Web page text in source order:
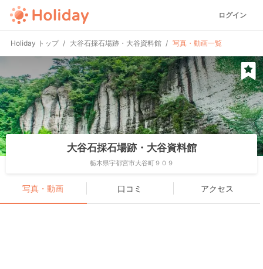
ログイン
Holiday トップ 大谷石採石場跡・大谷資料館 写真・動画一覧
大谷石採石場跡・大谷資料館
栃木県宇都宮市大谷町９０９
写真・動画 口コミ アクセス